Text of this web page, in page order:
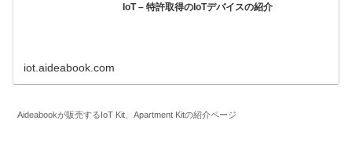
IoT – 特許取得のIoTデバイスの紹介
iot.aideabook.com
Aideabookが販売するIoT Kit、Apartment Kitの紹介ページ